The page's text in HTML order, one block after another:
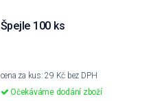
Špejle 100 ks
cena za kus: 29 Kč bez DPH
Očekáváme dodání zboží